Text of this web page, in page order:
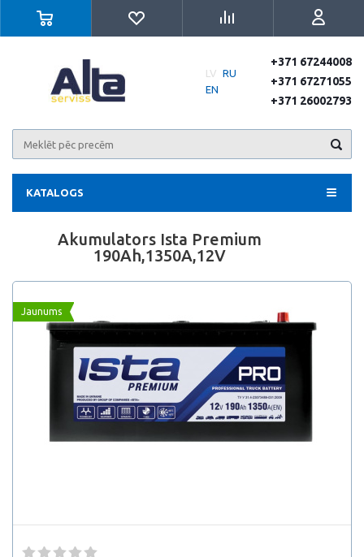
LV RU
EN
+371 67244008
+371 67271055
+371 26002793
KATALOGS
Akumulators Ista Premium
190Ah,1350A,12V
Jaunums